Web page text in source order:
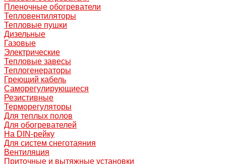
Пленочные обогреватели
Тепловентиляторы
Тепловые пушки
Дизельные
Газовые
Электрические
Тепловые завесы
Теплогенераторы
Греющий кабель
Саморегулирующиеся
Резистивные
Терморегуляторы
Для теплых полов
Для обогревателей
На DIN-рейку
Для систем снеготаяния
Вентиляция
Приточные и вытяжные установки